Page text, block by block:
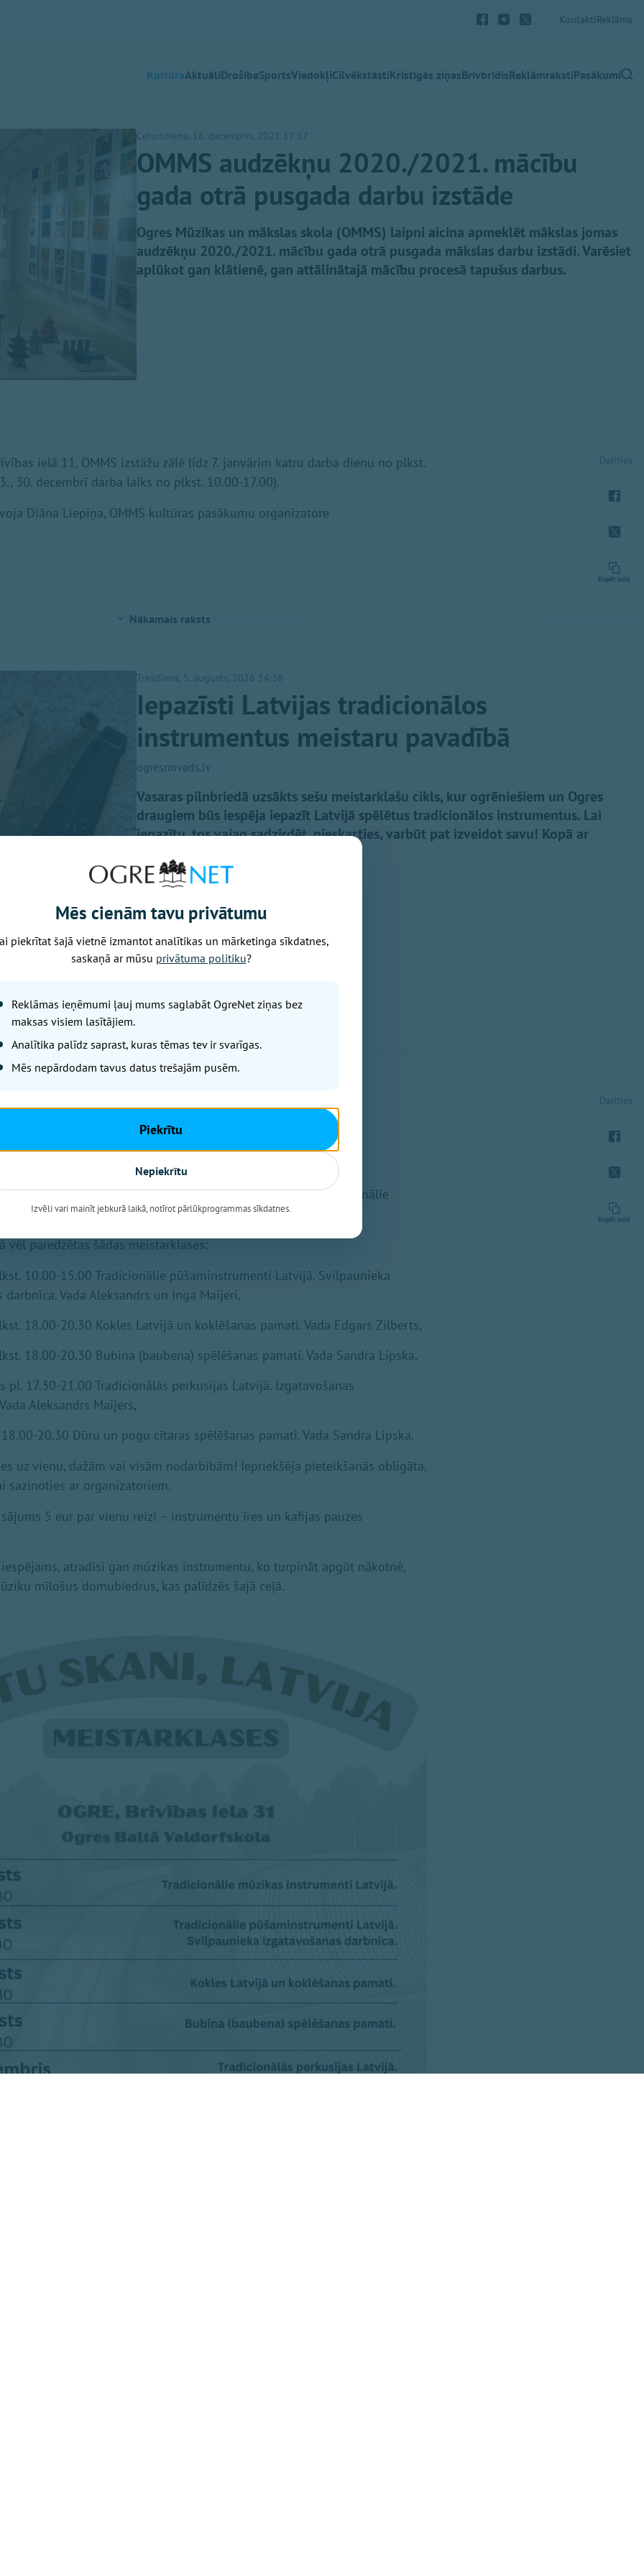
KontaktiReklāma
KultūraAktuāliDrošībaSportsViedokļiCilvēkstāstiKristīgās ziņasBrīvbrīdisReklāmrakstiPasākumi
Ceturtdiena, 16. decembris, 2021 17:17
OMMS audzēkņu 2020./2021. mācību
gada otrā pusgada darbu izstāde
Ogres Mūzikas un mākslas skola (OMMS) laipni aicina apmeklēt mākslas jomas
audzēkņu 2020./2021. mācību gada otrā pusgada mākslas darbu izstādi. Varēsiet
aplūkot gan klātienē, gan attālinātajā mācību procesā tapušus darbus.
ielā 11, OMMS izstāžu zālē līdz 7. janvārim katru darba dienu no plkst.
30. decembrī darba laiks no plkst. 10.00-17.00).
Diāna Liepiņa, OMMS kultūras pasākumu organizatore
Dalīties
Kopēt saiti
Nākamais raksts
Trešdiena, 5. augusts, 2026 14:38
Iepazīsti Latvijas tradicionālos
instrumentus meistaru pavadībā
ogresnovads.lv
Vasaras pilnbriedā uzsākts sešu meistarklašu cikls, kur ogrēniešiem un Ogres
draugiem būs iespēja iepazīt Latvijā spēlētus tradicionālos instrumentus. Lai
iepazītu, tos vajag sadzirdēt, pieskarties, varbūt pat izveidot savu! Kopā ar
vijoles un citu instrumentu vēsture Latvijā?
2. augustā ar Ilmāra Pumpura vadīto meistarklasi “Tradicionālie
Latvijā”.
vēl paredzētas šādas meistarklases:
10.00-15.00 Tradicionālie pūšaminstrumenti Latvijā. Svilpaunieka
darbnīca. Vada Aleksandrs un Inga Maijeri,
18.00-20.30 Kokles Latvijā un koklēšanas pamati. Vada Edgars Zilberts,
18.00-20.30 Bubina (baubena) spēlēšanas pamati. Vada Sandra Lipska,
pl. 17.30-21.00 Tradicionālās perkusijas Latvijā. Izgatavošanas
Aleksandrs Maijers,
20.30 Dūru un pogu cītaras spēlēšanas pamati. Vada Sandra Lipska.
uz vienu, dažām vai visām nodarbībām! Iepriekšēja pieteikšanās obligāta,
sazinoties ar organizatoriem.
5 eur par vienu reizi – instrumentu īres un kafijas pauzes
atradīsi gan mūzikas instrumentu, ko turpināt apgūt nākotnē,
mīlošus domubiedrus, kas palīdzēs šajā ceļā.
Dalīties
Kopēt saiti
Mēs cienām tavu privātumu
piekrītat šajā vietnē izmantot analītikas un mārketinga sīkdatnes,
saskaņā ar mūsu privātuma politiku?
Reklāmas ieņēmumi ļauj mums saglabāt OgreNet ziņas bez
maksas visiem lasītājiem.
Analītika palīdz saprast, kuras tēmas tev ir svarīgas.
Mēs nepārdodam tavus datus trešajām pusēm.
Piekrītu
Nepiekrītu
Izvēli vari mainīt jebkurā laikā, notīrot pārlūkprogrammas sīkdatnes.